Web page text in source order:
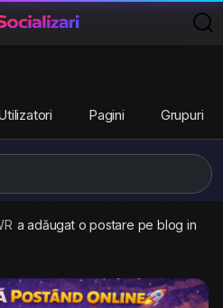
Pagini Grupuri
a adăugat o postare pe blog in